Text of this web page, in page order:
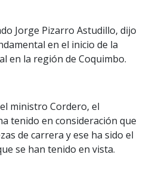
Jorge Pizarro Astudillo, dijo
en el inicio de la
en la región de Coquimbo.
ministro Cordero, el
tenido en consideración que
de carrera y ese ha sido el
se han tenido en vista.